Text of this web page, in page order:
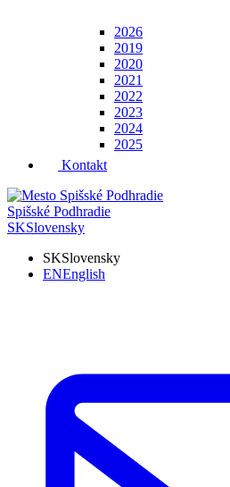
2026
2019
2020
2021
2022
2023
2024
2025
Kontakt
Spišské Podhradie
SKSlovensky
SKSlovensky
ENEnglish